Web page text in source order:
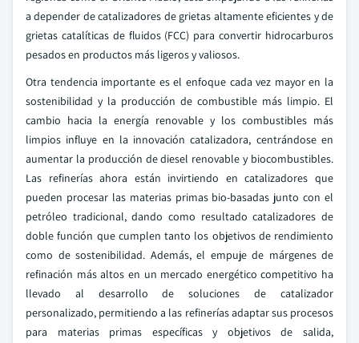
a depender de catalizadores de grietas altamente eficientes y de
grietas catalíticas de fluidos (FCC) para convertir hidrocarburos
pesados en productos más ligeros y valiosos.
Otra tendencia importante es el enfoque cada vez mayor en la
sostenibilidad y la producción de combustible más limpio. El
cambio hacia la energía renovable y los combustibles más
limpios influye en la innovación catalizadora, centrándose en
aumentar la producción de diesel renovable y biocombustibles.
Las refinerías ahora están invirtiendo en catalizadores que
pueden procesar las materias primas bio-basadas junto con el
petróleo tradicional, dando como resultado catalizadores de
doble función que cumplen tanto los objetivos de rendimiento
como de sostenibilidad. Además, el empuje de márgenes de
refinación más altos en un mercado energético competitivo ha
llevado al desarrollo de soluciones de catalizador
personalizado, permitiendo a las refinerías adaptar sus procesos
para materias primas específicas y objetivos de salida,